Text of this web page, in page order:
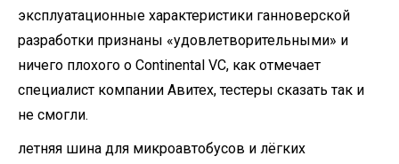
эксплуатационные характеристики ганноверской
разработки признаны «удовлетворительными» и
ничего плохого о Continental VC, как отмечает
специалист компании Авитех, тестеры сказать так и
не смогли.
летняя шина для микроавтобусов и лёгких